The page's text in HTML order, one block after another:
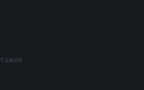
santé